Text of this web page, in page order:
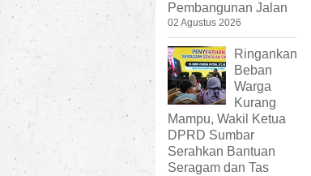
Pembangunan Jalan
02 Agustus 2026
Ringankan
Beban
Warga
Kurang
Mampu, Wakil Ketua
DPRD Sumbar
Serahkan Bantuan
Seragam dan Tas